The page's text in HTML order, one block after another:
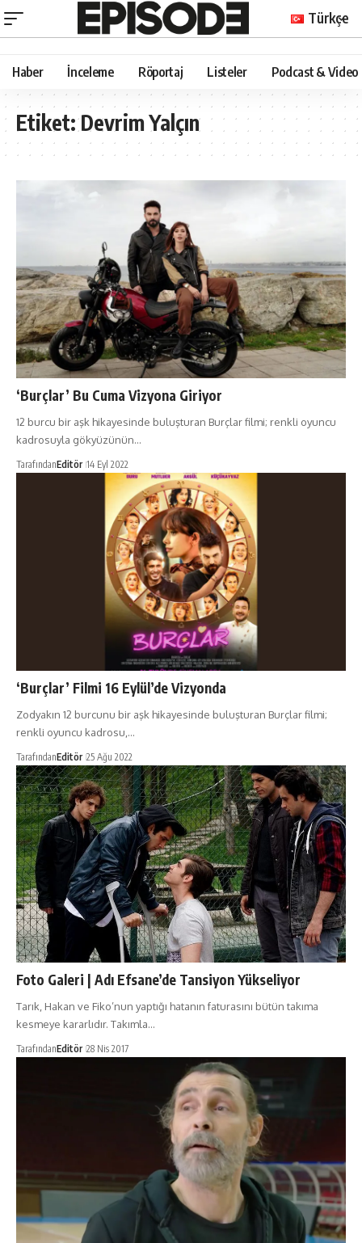
Türkçe
Haber İnceleme Röportaj Listeler Podcast & Video
Etiket:Devrim Yalçın
‘Burçlar’ Bu Cuma Vizyona Giriyor
12 burcu bir aşk hikayesinde buluşturan Burçlar filmi; renkli oyuncu
kadrosuyla gökyüzünün…
TarafındanEditör 14 Eyl 2022
‘Burçlar’ Filmi 16 Eylül’de Vizyonda
Zodyakın 12 burcunu bir aşk hikayesinde buluşturan Burçlar filmi;
renkli oyuncu kadrosu,…
TarafındanEditör 25 Ağu 2022
Foto Galeri | Adı Efsane’de Tansiyon Yükseliyor
Tarık, Hakan ve Fiko’nun yaptığı hatanın faturasını bütün takıma
kesmeye kararlıdır. Takımla…
TarafındanEditör 28 Nis 2017